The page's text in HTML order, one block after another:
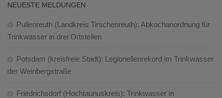
NEUESTE MELDUNGEN
Pullenreuth (Landkreis Tirschenreuth): Abkochanordnung für
Trinkwasser in drei Ortsteilen
Potsdam (kreisfreie Stadt): Legionellenrekord im Trinkwasser
der Weinbergstraße
Friedrichsdorf (Hochtaunuskreis): Trinkwasser in